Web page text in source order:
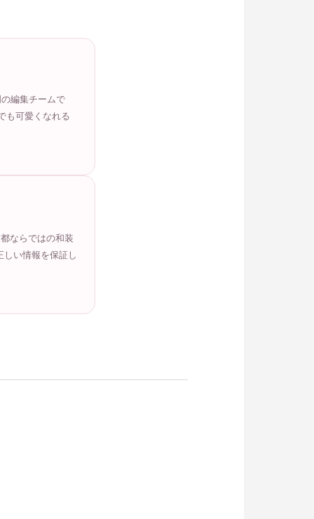
編集チームで
も可愛くなれる
ならではの和装
い情報を保証し